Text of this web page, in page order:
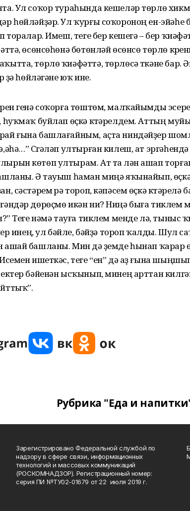
Ул соҡор тураһында кешеләр төрлө
һөйләйҙәр. Ул ҡурғы соҡороноң ен-эйәһе
торалар. Имеш, теге бер кешегә – бер
өсөнсөһөнә бөтөнләй өсөнсө төрлө
төрлө ҡиәфәттә, төрлөсә үткәне бар.
ҙә һөйләгәне юҡ ине.
генә соҡорға төштөм, малҡайымды
һуҡмаҡ буйлап өҫкә күтәрелдем. Аттың
ғына башлағайным, аҫта ниндәйҙер
Сүгәләп ултырған килеш, ат эргәһендә
көтөп ултырам. Ат та үлән ашап
Ә тауыш һаман миңә яҡынайып, өҫкә
сәстәрем үрә тороп, кәпәсем өҫкә күтәрелә
дөрөҫмө икән ни? Ниңә быға тиклем
Теге нәмә тауға тиклем менде лә, тыныс
инең, ул бәйле, бәйҙә тороп ҡалды. Шул
ашай башланы. Мин дә үҙемде һынап ҡарар
ишеткәс, теге “ен” дә аҙ ғына
бәйенән ысҡынып, минең арттан
Рубрика "Еда и
Зарегистрировано Федеральной службой по
надзору в сфере связи, информационных
технологий и массовых коммуникаций
(РОСКОМНАДЗОР). Регистрационный номер:
серия ПИ №ТУ02-01679 от 22 июля 2019 г.